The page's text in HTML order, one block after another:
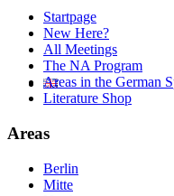
Startpage
New Here?
All Meetings
The NA Program
Areas in the German
Literature Shop
Areas
Berlin
Mitte